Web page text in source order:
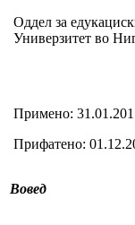
Оддел за
Универзитет во
Примено:
Прифатено:
Вовед